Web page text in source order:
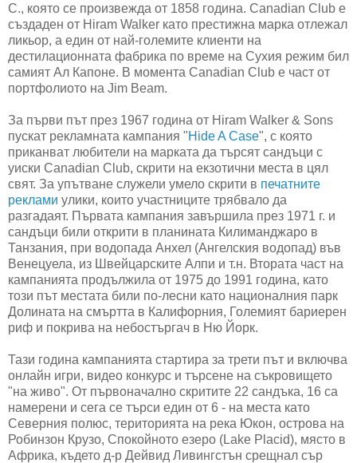
C., която се произвежда от 1858 година. Canadian Club е
създаден от Hiram Walker като престижна марка отлежал
ликьор, а един от най-големите клиенти на
дестилационната фабрика по време на Сухия режим бил
самият Ал Капоне. В момента Canadian Club е част от
портфолиото на Jim Beam.
За първи път през 1967 година от Hiram Walker & Sons
пускат рекламната кампания "Hide A Case", с която
приканват любители на марката да търсят сандъци с
уиски Canadian Club, скрити на екзотични места в цял
свят. За упътване служели умело скрити в печатните
реклами улики, които участниците трябвало да
разгадаят. Първата кампания завършила през 1971 г. и
сандъци били открити в планината Килиманджаро в
Танзания, при водопада Анхел (Ангелския водопад) във
Венецуела, из Швейцарските Алпи и т.н. Втората част на
кампанията продължила от 1975 до 1991 година, като
този път местата били по-лесни като националния парк
Долината на смъртта в Калифорния, Големият бариерен
риф и покрива на небостъргач в Ню Йорк.
Тази година кампанията стартира за трети път и включва
онлайн игри, видео конкурс и търсене на съкровището
"на живо". От първоначално скритите 22 сандъка, 16 са
намерени и сега се търси един от 6 - на места като
Северния полюс, територията на река Юкон, острова на
Робинзон Крузо, Спокойното езеро (Lake Placid), място в
Африка, където д-р Дейвид Ливингстън срещнал сър